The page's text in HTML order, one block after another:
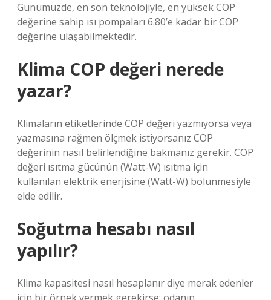
Günümüzde, en son teknolojiyle, en yüksek COP
değerine sahip ısı pompaları 6.80’e kadar bir COP
değerine ulaşabilmektedir.
Klima COP değeri nerede
yazar?
Klimaların etiketlerinde COP değeri yazmıyorsa veya
yazmasına rağmen ölçmek istiyorsanız COP
değerinin nasıl belirlendiğine bakmanız gerekir. COP
değeri ısıtma gücünün (Watt-W) ısıtma için
kullanılan elektrik enerjisine (Watt-W) bölünmesiyle
elde edilir.
Soğutma hesabı nasıl
yapılır?
Klima kapasitesi nasıl hesaplanır diye merak edenler